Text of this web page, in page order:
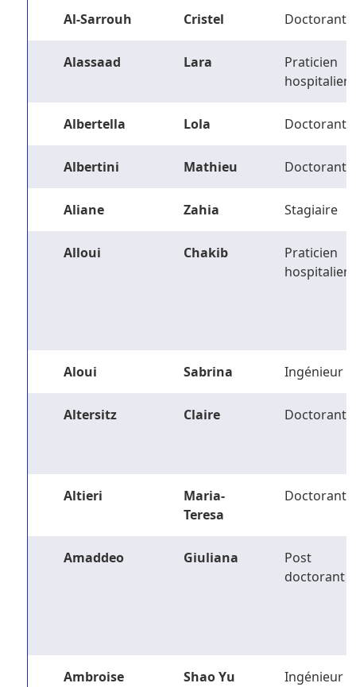
Al-Sarrouh Cristel Doctorant
Alassaad Lara
Praticien
hospitalier
Albertella Lola Doctorant
Albertini Mathieu Doctorant
Aliane Zahia Stagiaire
Alloui Chakib
Praticien
hospitalier
Aloui Sabrina Ingénieur
Altersitz Claire Doctorant
Altieri
Maria-
Teresa
Doctorant
Amaddeo Giuliana
Post
doctorant
Ambroise Shao Yu Ingénieur